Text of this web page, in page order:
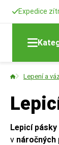
Expedice
Lepení a
Lepicí pásky
v náročných